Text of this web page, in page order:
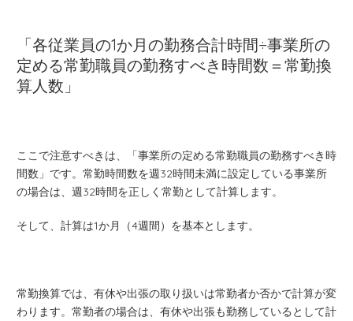
「各従業員の1か月の勤務合計時間÷事業所の
定める常勤職員の勤務すべき時間数＝常勤換
算人数」
ここで注意すべきは、「事業所の定める常勤職員の勤務すべき時
間数」です。常勤時間数を週32時間未満に設定している事業所
の場合は、週32時間を正しく常勤として計算します。
そして、計算は1か月（4週間）を基本とします。
常勤換算では、有休や出張の取り扱いは常勤者か否かで計算が変
わります。常勤者の場合は、有休や出張も勤務しているとして計